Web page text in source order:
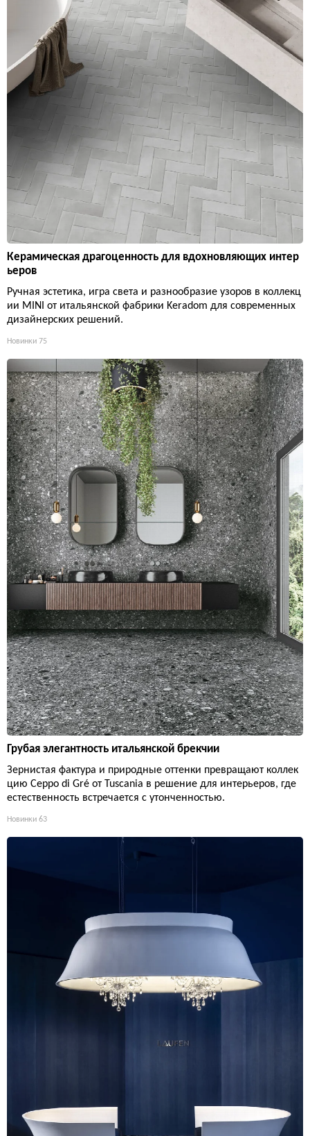
Керамическая драгоценность для вдохновляющих интер
ьеров
Ручная эстетика, игра света и разнообразие узоров в коллекц
ии MINI от итальянской фабрики Keradom для современных
дизайнерских решений.
Новинки 75
Грубая элегантность итальянской брекчии
Зернистая фактура и природные оттенки превращают коллек
цию Ceppo di Gré от Tuscania в решение для интерьеров, где
естественность встречается с утонченностью.
Новинки 63